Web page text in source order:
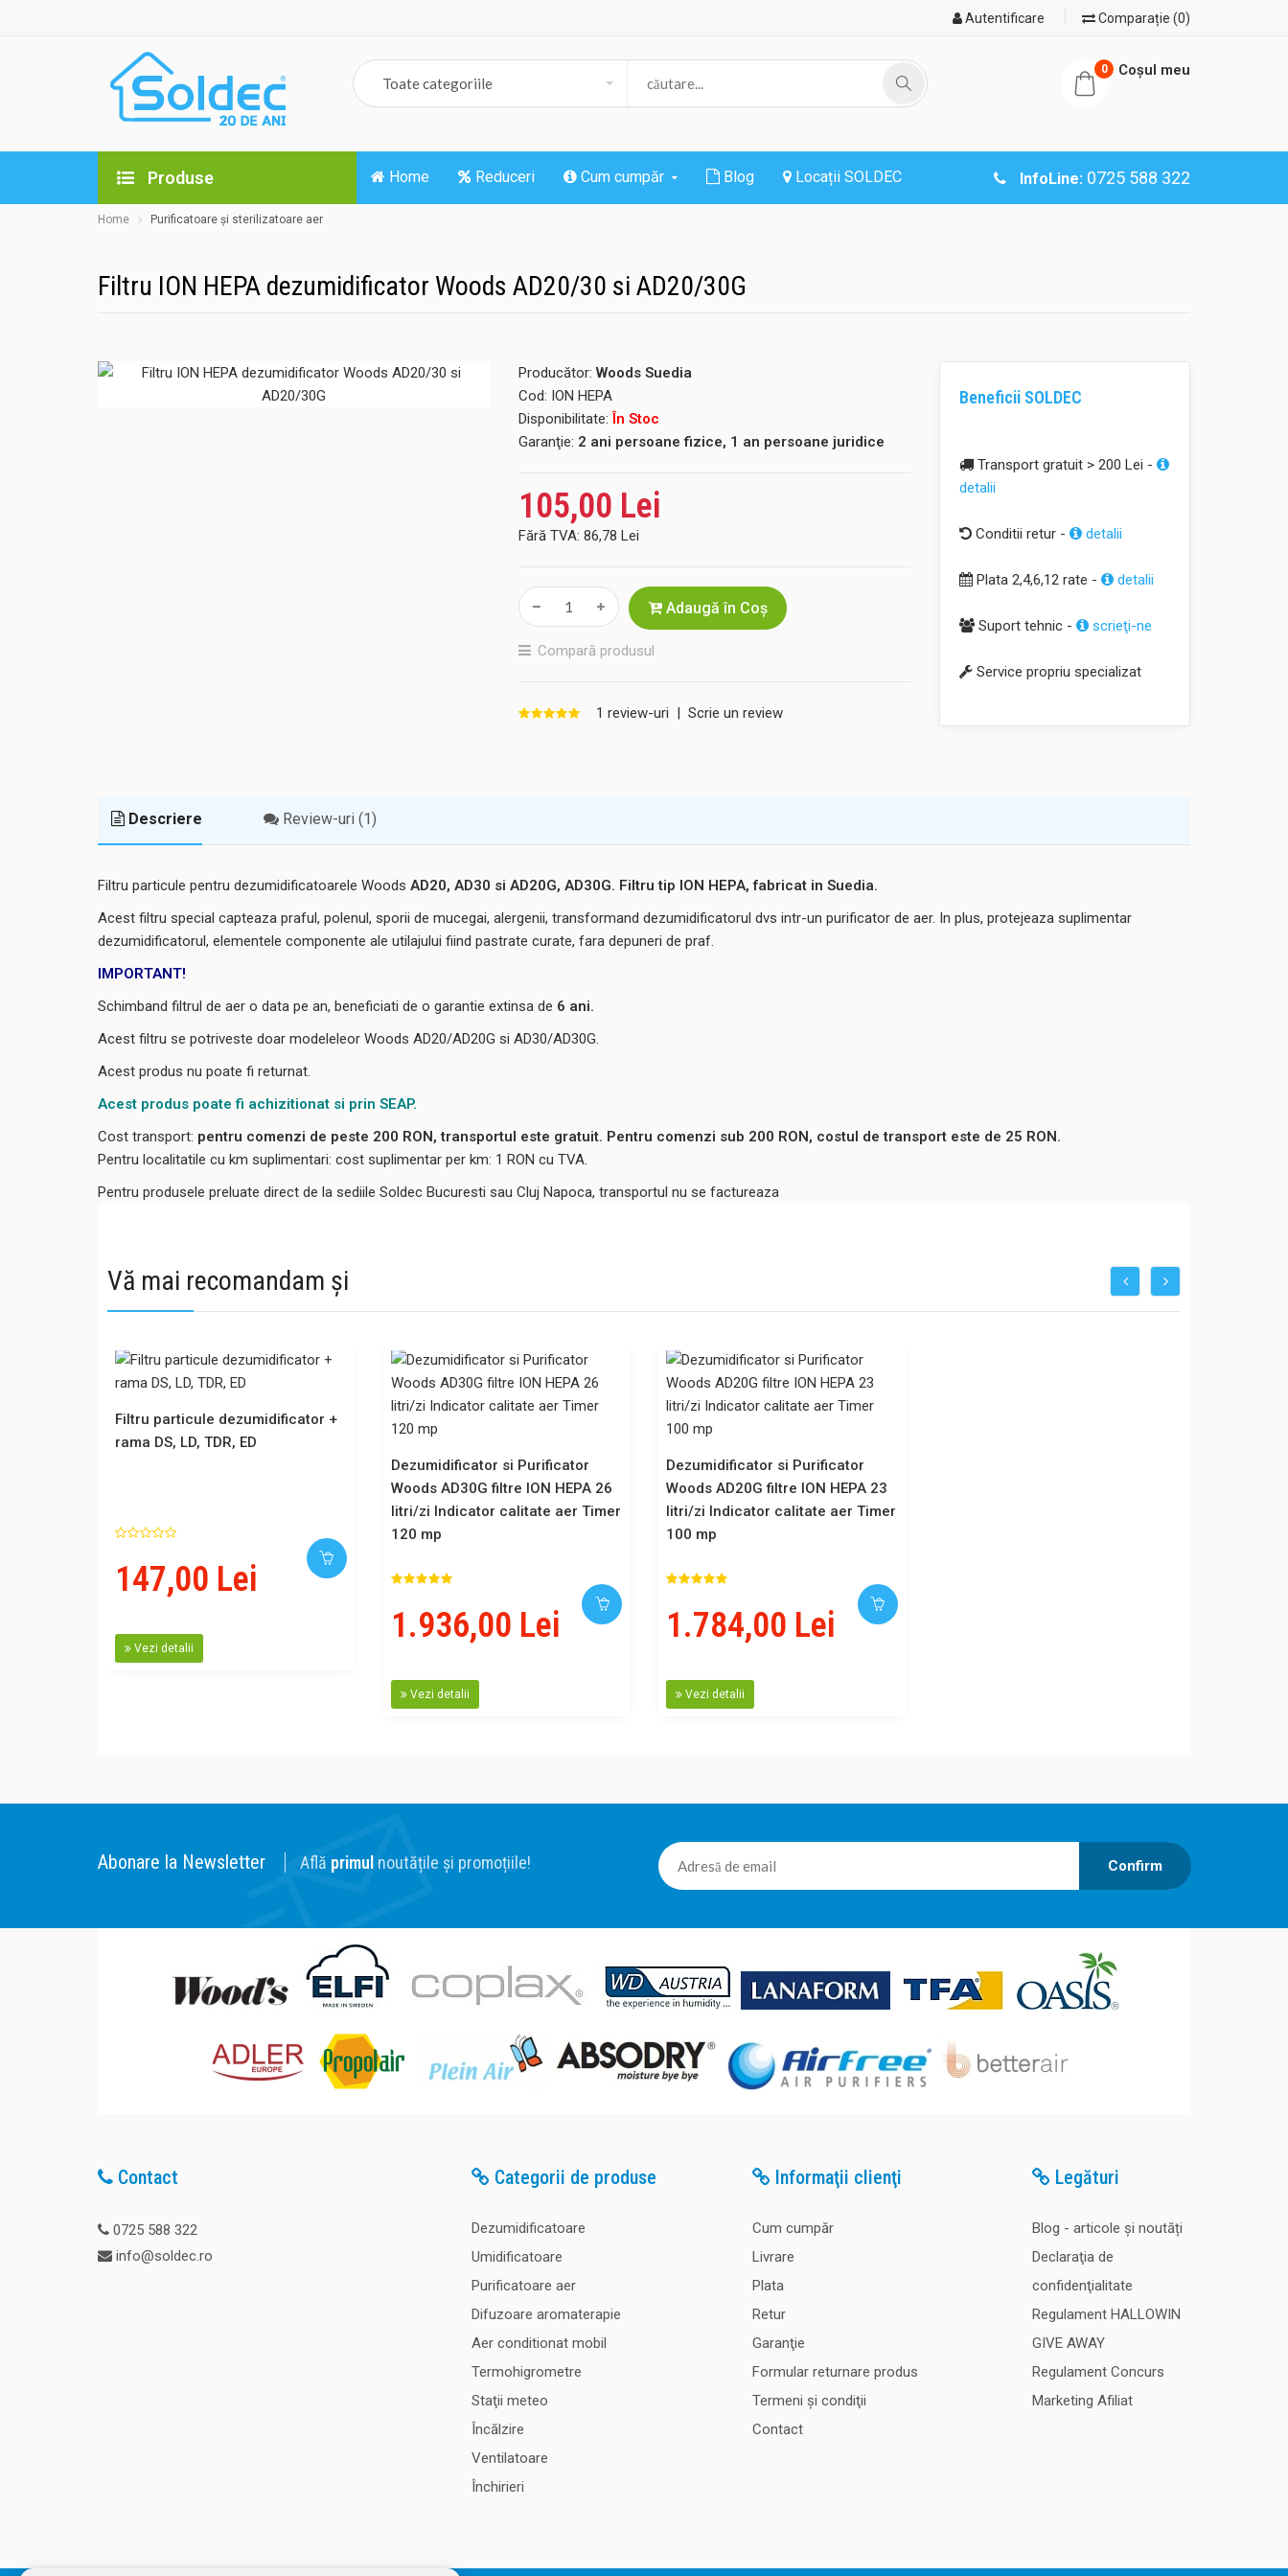
Autentificare Comparație (0)
0 Coşul meu
Produse Home Reduceri Cum cumpăr Blog InfoLine: 0725 588 322
Locații SOLDEC
Home Purificatoare și sterilizatoare aer
Filtru ION HEPA dezumidificator Woods AD20/30 si AD20/30G
Producător: Woods Suedia
Cod: ION HEPA
Disponibilitate: În Stoc
Garanţie: 2 ani persoane fizice, 1 an persoane juridice
105,00 Lei
Fără TVA: 86,78 Lei
Adaugă în Coş
Compară produsul
1 review-uri | Scrie un review
Beneficii SOLDEC
Transport gratuit > 200 Lei -
detalii
Conditii retur - detalii
Plata 2,4,6,12 rate - detalii
Suport tehnic - scrieţi-ne
Service propriu specializat
Descriere Review-uri (1)
Filtru particule pentru dezumidificatoarele Woods AD20, AD30 si AD20G, AD30G. Filtru tip ION HEPA, fabricat in Suedia.
Acest filtru special capteaza praful, polenul, sporii de mucegai, alergenii, transformand dezumidificatorul dvs intr-un purificator de aer. In plus, protejeaza suplimentar
dezumidificatorul, elementele componente ale utilajului fiind pastrate curate, fara depuneri de praf.
IMPORTANT!
Schimband filtrul de aer o data pe an, beneficiati de o garantie extinsa de 6 ani.
Acest filtru se potriveste doar modeleleor Woods AD20/AD20G si AD30/AD30G.
Acest produs nu poate fi returnat.
Acest produs poate fi achizitionat si prin SEAP.
Cost transport: pentru comenzi de peste 200 RON, transportul este gratuit. Pentru comenzi sub 200 RON, costul de transport este de 25 RON.
Pentru localitatile cu km suplimentari: cost suplimentar per km: 1 RON cu TVA.
Pentru produsele preluate direct de la sediile Soldec Bucuresti sau Cluj Napoca, transportul nu se factureaza
Vă mai recomandam și
Filtru particule dezumidificator +
rama DS, LD, TDR, ED
147,00 Lei
Vezi detalii
Dezumidificator si Purificator
Woods AD30G filtre ION HEPA 26
litri/zi Indicator calitate aer Timer
120 mp
1.936,00 Lei
Vezi detalii
Dezumidificator si Purificator
Woods AD20G filtre ION HEPA 23
litri/zi Indicator calitate aer Timer
100 mp
1.784,00 Lei
Vezi detalii
Abonare la Newsletter Află primul noutățile și promoțiile! Confirm
Contact
0725 588 322
info@soldec.ro
Categorii de produse
Dezumidificatoare
Umidificatoare
Purificatoare aer
Difuzoare aromaterapie
Aer conditionat mobil
Termohigrometre
Staţii meteo
Încălzire
Ventilatoare
Închirieri
Informaţii clienţi
Cum cumpăr
Livrare
Plata
Retur
Garanţie
Formular returnare produs
Termeni şi condiţii
Contact
Legături
Blog - articole și noutăți
Declaraţia de
confidenţialitate
Regulament HALLOWIN
GIVE AWAY
Regulament Concurs
Marketing Afiliat